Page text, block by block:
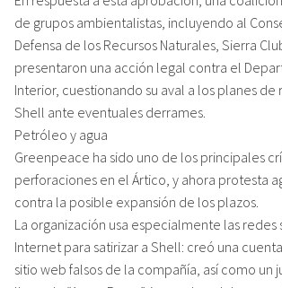
de grupos ambientalistas, incluyendo al
Defensa de los Recursos Naturales, Sierra
presentaron una acción legal contra el
Interior, cuestionando su aval a los planes de
Shell ante eventuales derrames.
Petróleo y agua
Greenpeace ha sido uno de los principales
perforaciones en el Ártico, y ahora protesta
contra la posible expansión de los plazos.
La organización usa especialmente las redes
Internet para satirizar a Shell: creó una
sitio web falsos de la compañía, así como un